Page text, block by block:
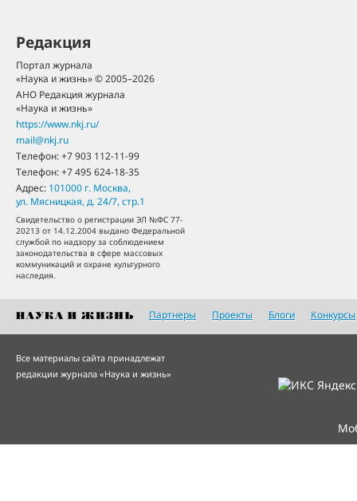
Редакция
Портал журнала
«Наука и жизнь» © 2005–2026
АНО Редакция журнала
«Наука и жизнь»
https://www.nkj.ru/
mail@nkj.ru
Телефон:+7 903 112-11-99
Телефон:+7 495 624-18-35
Адрес: 101000 г. Москва,
ул. Мясницкая, д. 24/7, стр.1
Свидетельство о регистрации ЭЛ №ФС 77-
20213 от 14.12.2004 выдано Федеральной
службой по надзору за соблюдением
законодательства в сфере массовых
коммуникаций и охране культурного
наследия.
Партнеры Проекты Блоги Конкурсы
Все материалы сайта принадлежат
редакции журнала «Наука и жизнь»